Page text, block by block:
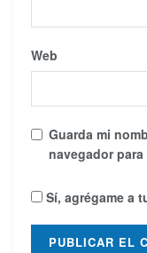
Web
Guarda mi
navegador
Sí, agrégame a